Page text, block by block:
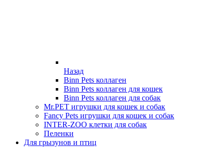
Назад
Binn Pets коллаген
Binn Pets коллаген для кошек
Binn Pets коллаген для собак
Mr.PET игрушки для кошек и собак
Fancy Pets игрушки для кошек и собак
INTER-ZOO клетки для собак
Пеленки
Для грызунов и птиц